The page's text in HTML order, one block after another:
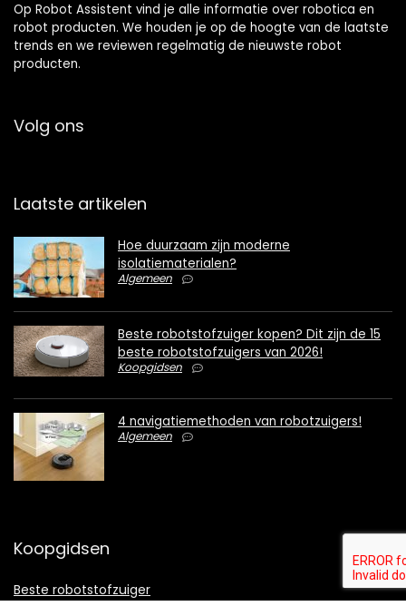
Op Robot Assistent vind je alle informatie over robotica en
robot producten. We houden je op de hoogte van de laatste
trends en we reviewen regelmatig de nieuwste robot
producten.
Volg ons
Laatste artikelen
Hoe duurzaam zijn moderne
isolatiematerialen?
Algemeen
Beste robotstofzuiger kopen? Dit zijn de 15
beste robotstofzuigers van 2026!
Koopgidsen
4 navigatiemethoden van robotzuigers!
Algemeen
Koopgidsen
Beste robotstofzuiger